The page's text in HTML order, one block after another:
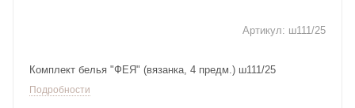
Артикул: ш111/25
Комплект белья "ФЕЯ" (вязанка, 4 предм.) ш111/25
Подробности